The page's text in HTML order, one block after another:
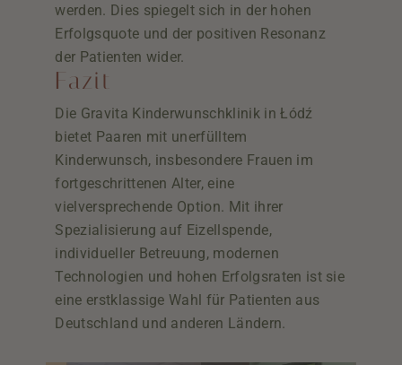
werden. Dies spiegelt sich in der hohen
Erfolgsquote und der positiven Resonanz
der Patienten wider.
Fazit
Die Gravita Kinderwunschklinik in Łódź
bietet Paaren mit unerfülltem
Kinderwunsch, insbesondere Frauen im
fortgeschrittenen Alter, eine
vielversprechende Option. Mit ihrer
Spezialisierung auf Eizellspende,
individueller Betreuung, modernen
Technologien und hohen Erfolgsraten ist sie
eine erstklassige Wahl für Patienten aus
Deutschland und anderen Ländern.